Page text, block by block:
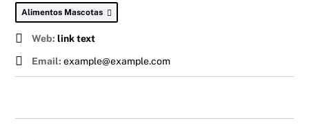
Alimentos Mascotas
Web: link text
Email: example@example.com